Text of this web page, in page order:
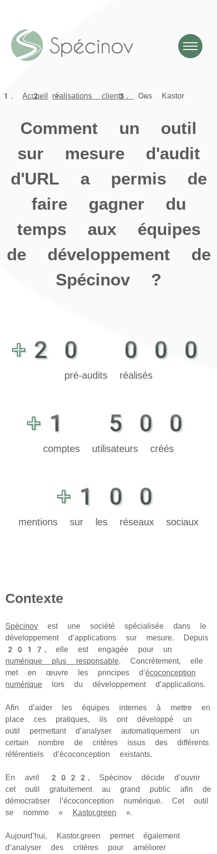
Accueil réalisations clients Cas Kastor
Comment un outil
sur mesure d'audit
d'URL a permis de
faire gagner du
temps aux équipes
de développement de
Spécinov ?
+20 000
pré-audits réalisés
+1 500
comptes utilisateurs créés
+100
mentions sur les réseaux sociaux
Contexte
Spécinov est une société spécialisée dans le
développement d’applications sur mesure. Depuis
2017, elle est engagée pour un
numérique plus responsable. Concrètement, elle
met en œuvre les principes d’écoconception
numérique lors du développement d’applications.
Afin d’aider les équipes internes à mettre en
place ces pratiques, ils ont développé un
outil permettant d’analyser automatiquement un
certain nombre de critères issus des différents
référentiels d’écoconception existants.
En avril 2022, Spécinov décide d’ouvrir
cet outil gratuitement au grand public afin de
démocratiser l’écoconception numérique. Cet outil
se nomme « Kastor.green ».
Aujourd’hui, Kastor.green permet également
d’analyser des critères pour améliorer